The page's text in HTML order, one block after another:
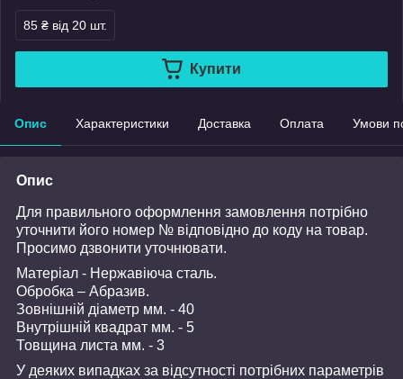
85 ₴ від 20 шт.
Купити
Опис Характеристики Доставка Оплата Умови
Опис
Для правильного оформлення замовлення потрібно
уточнити його номер № відповідно до коду на товар.
Просимо дзвонити уточнювати.
Матеріал - Нержавіюча сталь.
Обробка – Абразив.
Зовнішній діаметр мм. - 40
Внутрішній квадрат мм. - 5
Товщина листа мм. - 3
У деяких випадках за відсутності потрібних параметрів